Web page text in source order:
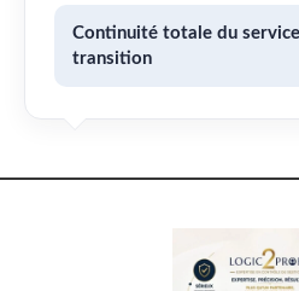
Continuité totale du
transition